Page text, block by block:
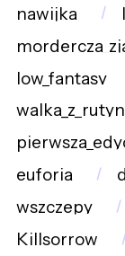
nawijka
low_fantasy
walka_z_rutyn
euforia
wszczepy
Killsorrow